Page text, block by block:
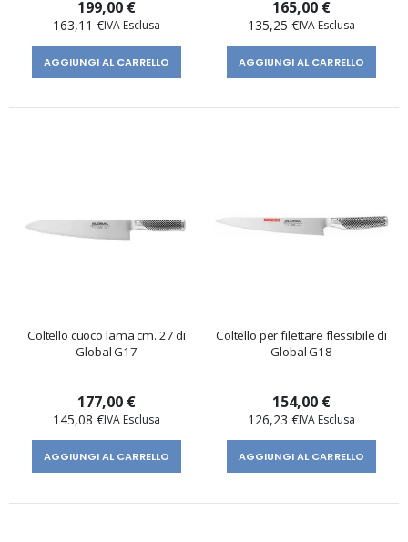
199,00 €
163,11 €
AGGIUNGI AL CARRELLO
165,00 €
135,25 €
AGGIUNGI AL CARRELLO
Coltello cuoco lama cm. 27 di
Global G17
177,00 €
145,08 €
AGGIUNGI AL CARRELLO
Coltello per filettare flessibile di
Global G18
154,00 €
126,23 €
AGGIUNGI AL CARRELLO